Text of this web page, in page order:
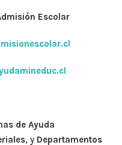
Escolar
de Ayuda
, y Departamentos